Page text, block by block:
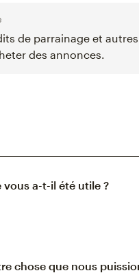
de parrainage et
des annonces.
vous a-t-il été utile ?
chose que nous